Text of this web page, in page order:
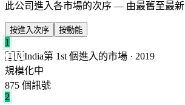
此公司進入各市場的次序 — 由最舊至最新
按進入次序 按動能
1
🇮🇳India第 1st 個進入的市場 · 2019
規模化中
875 個訊號
2